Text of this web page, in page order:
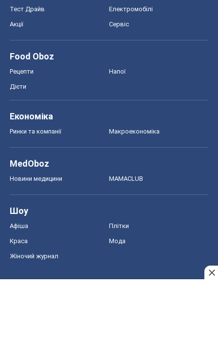
Тест Драйв Електромобілі
Акції Сервіс
Food Oboz
Рецепти Напої
Дієти
Економіка
Ринки та компанії Макроекономіка
MedOboz
Новини медицини MAMACLUB
Шоу
Афіша Плітки
Краса Мода
Жіночий журнал